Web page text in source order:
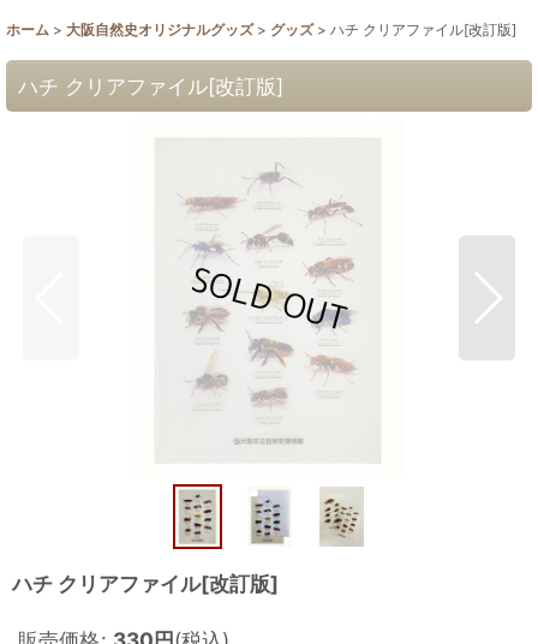
ホーム > 大阪自然史オリジナルグッズ > グッズ > ハチ クリアファイル[改訂版]
ハチ クリアファイル[改訂版]
ハチ クリアファイル[改訂版]